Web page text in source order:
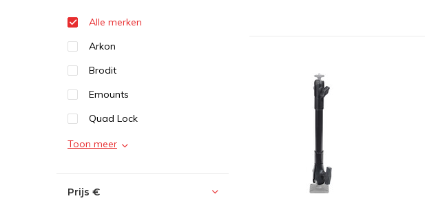
Alle merken
Arkon
Brodit
Emounts
Quad Lock
Toon meer
Prijs €